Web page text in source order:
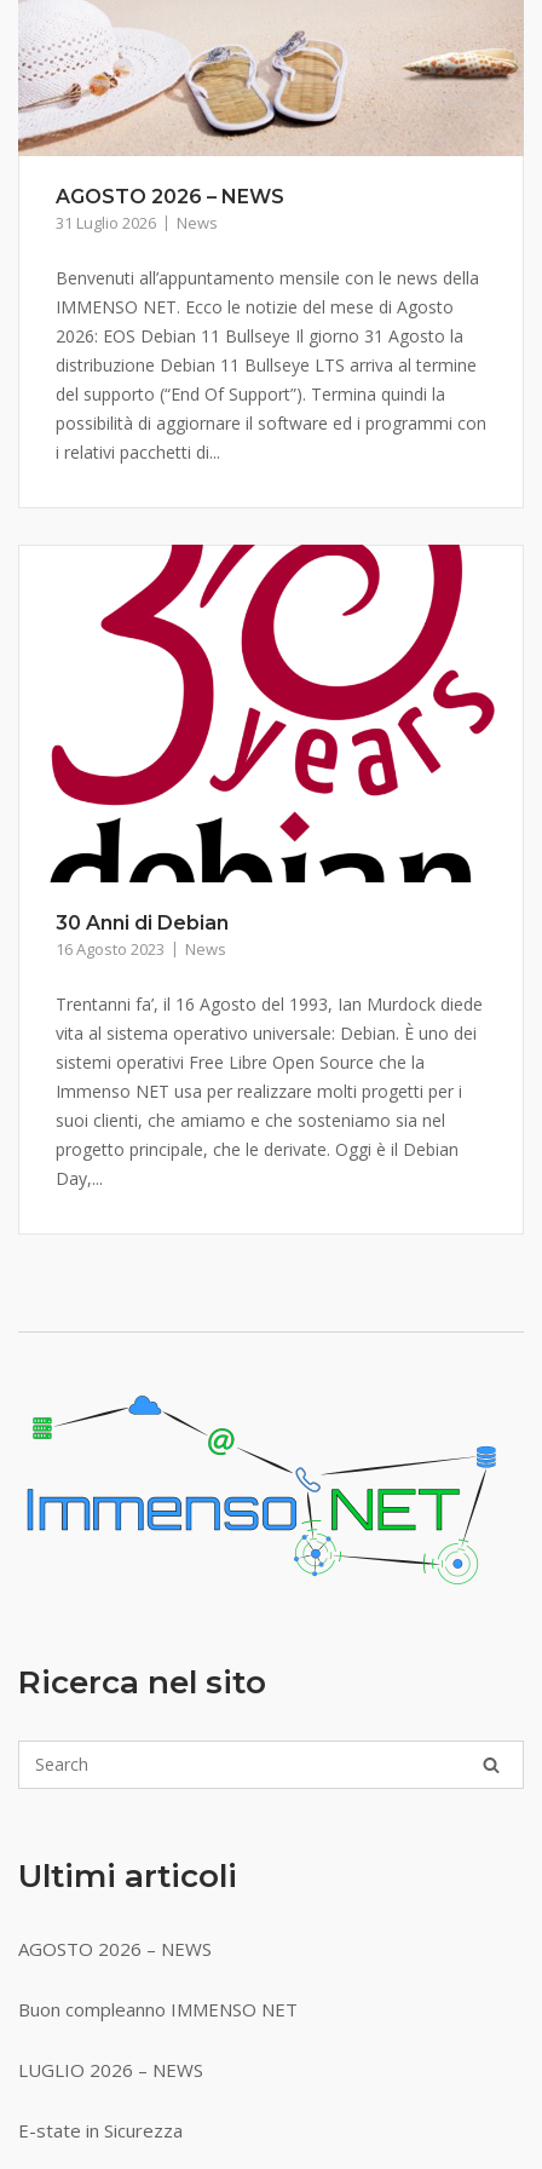
AGOSTO 2026 – NEWS
31 Luglio 2026 News
Benvenuti all’appuntamento mensile con le news della
IMMENSO NET. Ecco le notizie del mese di Agosto
2026: EOS Debian 11 Bullseye Il giorno 31 Agosto la
distribuzione Debian 11 Bullseye LTS arriva al termine
del supporto (“End Of Support”). Termina quindi la
possibilità di aggiornare il software ed i programmi con
i relativi pacchetti di...
30 Anni di Debian
16 Agosto 2023 News
Trentanni fa’, il 16 Agosto del 1993, Ian Murdock diede
vita al sistema operativo universale: Debian. È uno dei
sistemi operativi Free Libre Open Source che la
Immenso NET usa per realizzare molti progetti per i
suoi clienti, che amiamo e che sosteniamo sia nel
progetto principale, che le derivate. Oggi è il Debian
Day,...
Ricerca nel sito
Ultimi articoli
AGOSTO 2026 – NEWS
Buon compleanno IMMENSO NET
LUGLIO 2026 – NEWS
E-state in Sicurezza